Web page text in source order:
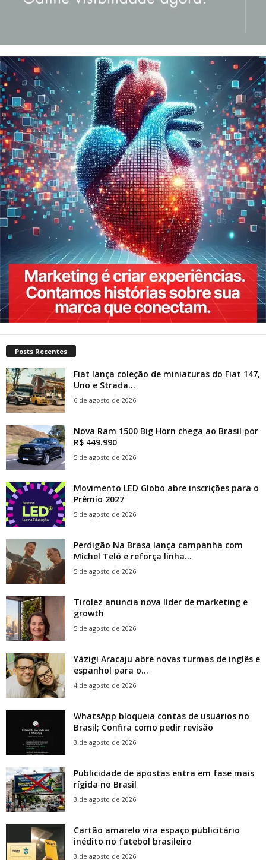
Posts Recentes
Fiat lança coleção de miniaturas do Fiat 147,
Uno e Strada...
6 de agosto de 2026
Nova Ram 1500 Big Horn chega ao Brasil por
R$ 449.990
5 de agosto de 2026
Movimento LED Globo abre inscrições para o
Prêmio 2027
5 de agosto de 2026
Perdigão Na Brasa lança campanha com
Michel Teló e reforça linha...
5 de agosto de 2026
Tirolez anuncia nova líder de marketing e
growth
5 de agosto de 2026
Yázigi Aracaju abre novas turmas de inglês e
espanhol para o...
4 de agosto de 2026
WhatsApp bloqueia contas de usuários no
Brasil; Confira como pedir revisão
3 de agosto de 2026
Publicidade de apostas entra em fase mais
rígida no Brasil
3 de agosto de 2026
Cartão amarelo vira espaço publicitário
inédito no futebol brasileiro
3 de agosto de 2026